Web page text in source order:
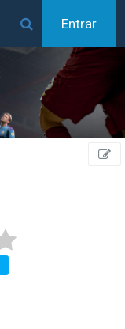
Entrar